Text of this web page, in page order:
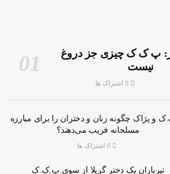
پ ک ک چیزی جز دروغ
نیست
و پژاک چگونه زنان و دختران را برای مبارزه
مسلحانه فریب می‌دهند؟
تیرباران یک دختر گریلا از سوی پ.ک.ک